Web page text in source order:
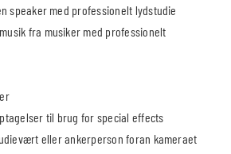
speaker med professionelt lydstudie
fra musiker med professionelt
til brug for special effects
eller ankerperson foran kameraet